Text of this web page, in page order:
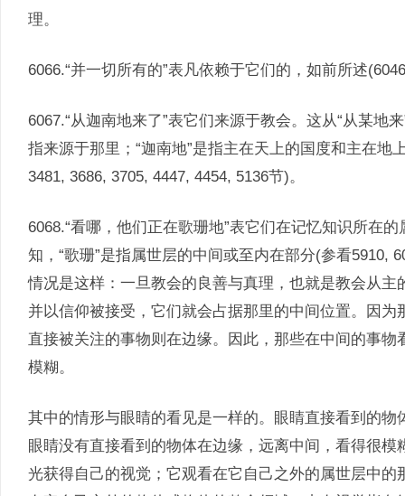
理。
6066.“并一切所有的”表凡依赖于它们的，如前所述
6067.“从迦南地来了”表它们来源于教会。这从“从某地
指来源于那里；“迦南地”是指主在天上的国度和主在地
3481, 3686, 3705, 4447, 4454, 5136节)。
6068.“看哪，他们正在歌珊地”表它们在记忆知识所在
知，“歌珊”是指属世层的中间或至内在部分(参看5910,
情况是这样：一旦教会的良善与真理，也就是教会从
并以信仰被接受，它们就会占据那里的中间位置。因
直接被关注的事物则在边缘。因此，那些在中间的事
模糊。
其中的情形与眼睛的看见是一样的。眼睛直接看到的
眼睛没有直接看到的物体在边缘，远离中间，看得很
光获得自己的视觉；它观看在它自己之外的属世层中